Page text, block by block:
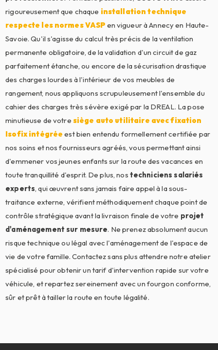
rigoureusement que chaque installation technique
respecte les normes VASP en vigueur à Annecy en Haute-
Savoie. Qu'il s'agisse du calcul très précis de la ventilation
permanente obligatoire, de la validation d'un circuit de gaz
parfaitement étanche, ou encore de la sécurisation drastique
des charges lourdes à l'intérieur de vos meubles de
rangement, nous appliquons scrupuleusement l'ensemble du
cahier des charges très sévère exigé par la DREAL. La pose
minutieuse de votre siège auto utilitaire avec fixation
Isofix intégrée est bien entendu formellement certifiée par
nos soins et nos fournisseurs agréés, vous permettant ainsi
d'emmener vos jeunes enfants sur la route des vacances en
toute tranquillité d'esprit. De plus, nos techniciens salariés
experts, qui œuvrent sans jamais faire appel à la sous-
traitance externe, vérifient méthodiquement chaque point de
contrôle stratégique avant la livraison finale de votre projet
d'aménagement sur mesure. Ne prenez absolument aucun
risque technique ou légal avec l'aménagement de l'espace de
vie de votre famille. Contactez sans plus attendre notre atelier
spécialisé pour obtenir un tarif d'intervention rapide sur votre
véhicule, et repartez sereinement avec un fourgon conforme,
sûr et prêt à tailler la route en toute légalité.